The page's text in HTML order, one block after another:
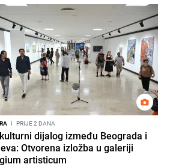
I PRIJE 2 DANA
dijalog između Beograda i
Otvorena izložba u galeriji
artisticum